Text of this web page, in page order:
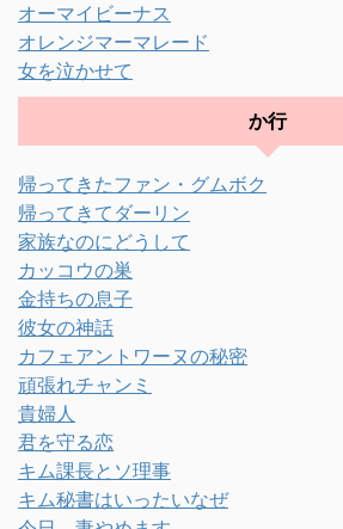
オーマイビーナス
オレンジマーマレード
女を泣かせて
か行
帰ってきたファン・グムボク
帰ってきてダーリン
家族なのにどうして
カッコウの巣
金持ちの息子
彼女の神話
カフェアントワーヌの秘密
頑張れチャンミ
貴婦人
君を守る恋
キム課長とソ理事
キム秘書はいったいなぜ